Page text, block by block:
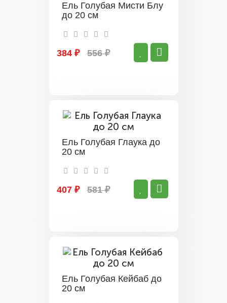
Ель Голубая Мисти Блу
до 20 см
384 ₽ 556 ₽
Ель Голубая Глаука до
20 см
407 ₽ 581 ₽
Ель Голубая Кейбаб до
20 см